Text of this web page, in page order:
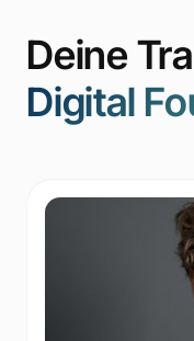
Deine
Digital